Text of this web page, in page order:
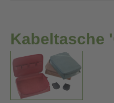
Kabeltasche